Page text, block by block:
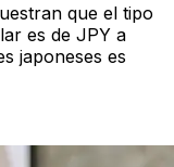
que el tipo
es de JPY a
japoneses es